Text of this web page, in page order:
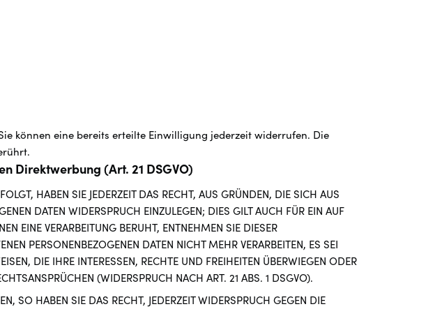
können eine bereits erteilte Einwilligung jederzeit widerrufen. Die
Direktwerbung (Art. 21 DSGVO)
HABEN SIE JEDERZEIT DAS RECHT, AUS GRÜNDEN, DIE SICH AUS
DATEN WIDERSPRUCH EINZULEGEN; DIES GILT AUCH FÜR EIN AUF
EINE VERARBEITUNG BERUHT, ENTNEHMEN SIE DIESER
PERSONENBEZOGENEN DATEN NICHT MEHR VERARBEITEN, ES SEI
DIE IHRE INTERESSEN, RECHTE UND FREIHEITEN ÜBERWIEGEN ODER
(WIDERSPRUCH NACH ART. 21 ABS. 1 DSGVO).
SO HABEN SIE DAS RECHT, JEDERZEIT WIDERSPRUCH GEGEN DIE